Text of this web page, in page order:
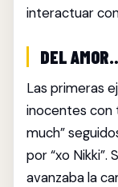
interactuar
DEL
Las primeras
inocentes con
much”
por “xo Nikki”.
avanzaba la